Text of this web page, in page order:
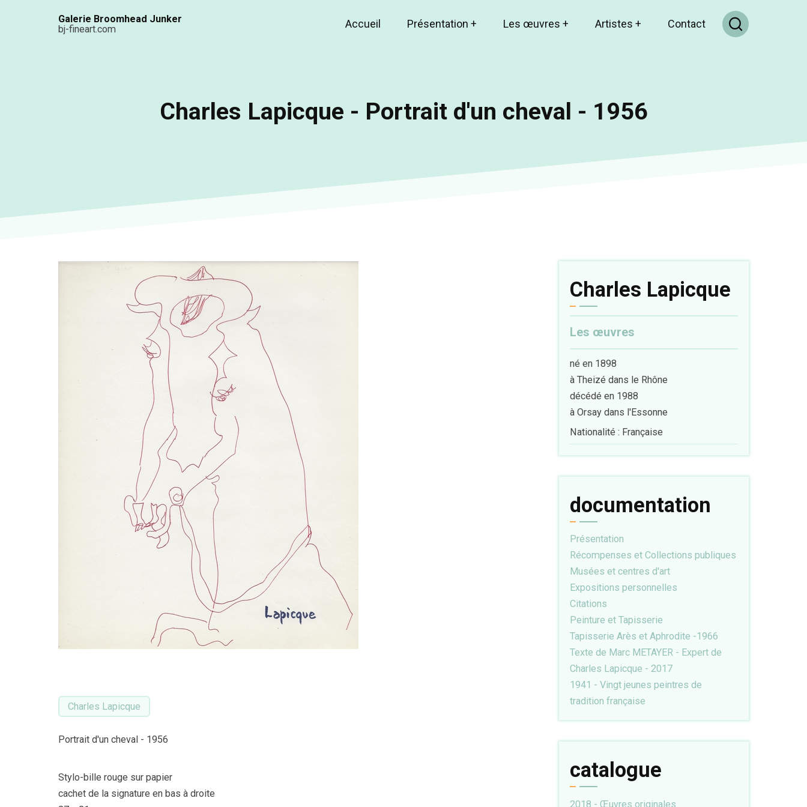
Galerie Broomhead Junker
bj-fineart.com
Main
Accueil Présentation + Les œuvres + Artistes + Contact
Charles Lapicque - Portrait d'un cheval - 1956
Charles Lapicque
Portrait d'un cheval - 1956
Stylo-bille rouge sur papier
cachet de la signature en bas à droite
Charles Lapicque
Les œuvres
né en 1898
à Theizé dans le Rhône
décédé en 1988
à Orsay dans l'Essonne
Nationalité : Française
documentation
Présentation
Récompenses et Collections publiques
Musées et centres d'art
Expositions personnelles
Citations
Peinture et Tapisserie
Tapisserie Arès et Aphrodite -1966
Texte de Marc METAYER - Expert de
Charles Lapicque - 2017
1941 - Vingt jeunes peintres de
tradition française
catalogue
2018 - Œuvres originales